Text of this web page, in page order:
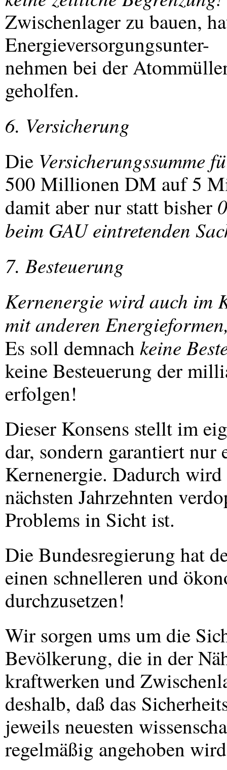
Zwischenlager zu bauen,
Energieversorgungsunter-
nehmen bei der
geholfen.
6. Versicherung
Die Versicherungssumme
500 Millionen DM auf 5
damit aber nur statt bisher
beim GAUeintretenden
7. Besteuerung
Kernenergie wird auch im
mit anderen
Es soll demnach keine
keine Besteuerung der
erfolgen!
Dieser Konsens stellt im
dar, sondern garantiert nur
Kernenergie. Dadurch
nächsten Jahrzehnten
Problems in Sicht ist.
Die Bundesregierung hat
einen schnelleren und
durchzusetzen!
Wir sorgen ums um die
Bevölkerung, die in der
kraftwerken und
deshalb, daß das
jeweils neuesten
regelmäßig angehoben